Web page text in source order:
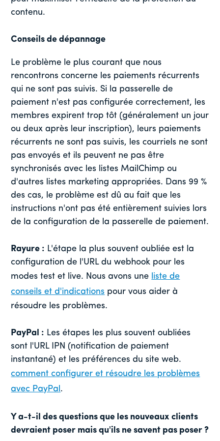
contenu.
Conseils de dépannage
Le problème le plus courant que nous
rencontrons concerne les paiements récurrents
qui ne sont pas suivis. Si la passerelle de
paiement n'est pas configurée correctement, les
membres expirent trop tôt (généralement un jour
ou deux après leur inscription), leurs paiements
récurrents ne sont pas suivis, les courriels ne sont
pas envoyés et ils peuvent ne pas être
synchronisés avec les listes MailChimp ou
d'autres listes marketing appropriées. Dans 99 %
des cas, le problème est dû au fait que les
instructions n'ont pas été entièrement suivies lors
de la configuration de la passerelle de paiement.
Rayure : L'étape la plus souvent oubliée est la
configuration de l'URL du webhook pour les
modes test et live. Nous avons une liste de
conseils et d'indications pour vous aider à
résoudre les problèmes.
PayPal : Les étapes les plus souvent oubliées
sont l'URL IPN (notification de paiement
instantané) et les préférences du site web.
comment configurer et résoudre les problèmes
avec PayPal.
Y a-t-il des questions que les nouveaux clients
devraient poser mais qu'ils ne savent pas poser ?